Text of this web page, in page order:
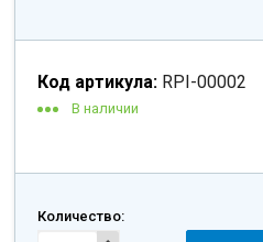
Код артикула: RPI-00002
В наличии
Количество: